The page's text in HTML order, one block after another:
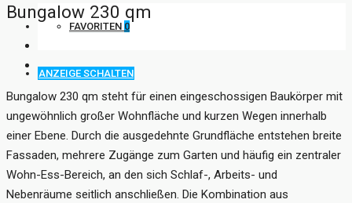
FAVORITEN 0
ANZEIGE SCHALTEN
Bungalow 230 qm
Bungalow 230 qm steht für einen eingeschossigen Baukörper mit
ungewöhnlich großer Wohnfläche und kurzen Wegen innerhalb
einer Ebene. Durch die ausgedehnte Grundfläche entstehen breite
Fassaden, mehrere Zugänge zum Garten und häufig ein zentraler
Wohn-Ess-Bereich, an den sich Schlaf-, Arbeits- und
Nebenräume seitlich anschließen. Die Kombination aus